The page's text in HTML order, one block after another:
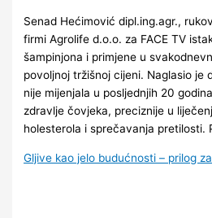
Senad Hećimović dipl.ing.agr.,
firmi Agrolife d.o.o. za FACE TV
šampinjona i primjene u
povoljnoj tržišnoj cijeni. Naglasio je
nije mijenjala u posljednjih 20
zdravlje čovjeka, preciznije u
holesterola i sprečavanja pretilosti.
Gljive kao jelo budućnosti – prilog